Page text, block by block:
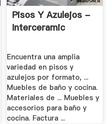
Pisos Y Azulejos -
Interceramic
Encuentra una amplia
variedad en pisos y
azulejos por formato, ...
Muebles de baño y cocina.
Materiales de ... Muebles y
accesorios para baño y
cocina. Factura ...